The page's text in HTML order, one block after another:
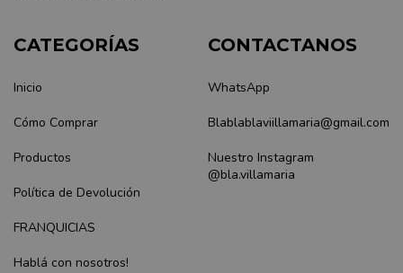
CATEGORÍAS
Inicio
Cómo Comprar
Productos
Política de Devolución
FRANQUICIAS
Hablá con nosotros!
CONTACTANOS
WhatsApp
Blablablaviillamaria@gmail.com
Nuestro Instagram
@bla.villamaria